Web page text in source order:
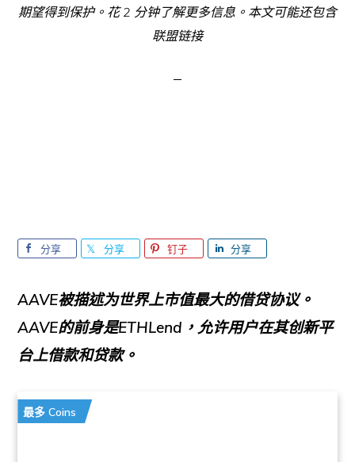
期望得到保护。花 2 分钟了解更多信息。本文可能还包含
联盟链接
分享 分享 钉子 分享
AAVE被描述为世界上市值最大的借贷协议。
AAVE的前身是ETHLend，允许用户在其创新平
台上借款和贷款。
最多 Coins